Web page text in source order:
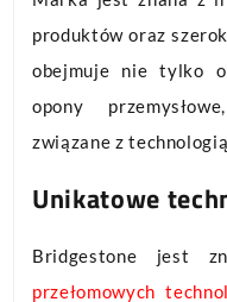
produktów oraz
obejmuje nie tylko
opony
związane z
Unikatowe
Bridgestone jest
przełomowych